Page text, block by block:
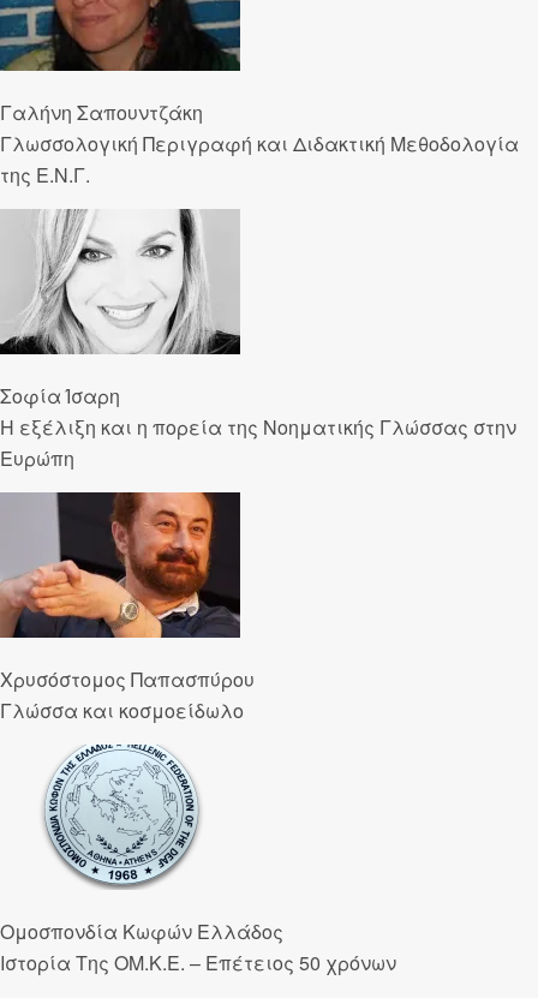
Γαλήνη Σαπουντζάκη
Γλωσσολογική Περιγραφή και Διδακτική Μεθοδολογία
της Ε.Ν.Γ.
Σοφία Ίσαρη
Η εξέλιξη και η πορεία της Νοηματικής Γλώσσας στην
Ευρώπη
Χρυσόστομος Παπασπύρου
Γλώσσα και κοσμοείδωλο
Ομοσπονδία Κωφών Ελλάδος
Ιστορία Της ΟΜ.Κ.Ε. – Επέτειος 50 χρόνων